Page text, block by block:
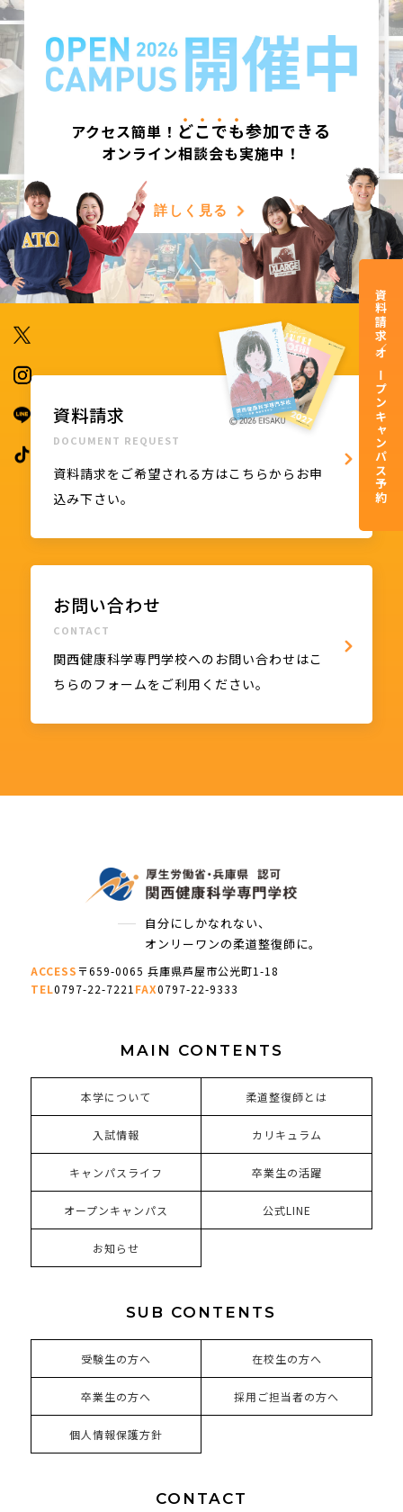
資料請求／オープンキャンパス予約
アクセス簡単！ どこでも参加できる
オンライン相談会も実施中！
詳しく見る
資料請求
DOCUMENT REQUEST
資料請求をご希望される方はこちらからお申
込み下さい。
お問い合わせ
CONTACT
関西健康科学専門学校へのお問い合わせはこ
ちらのフォームをご利用ください。
自分にしかなれない、
オンリーワンの柔道整復師に。
ACCESS 〒659-0065 兵庫県芦屋市公光町1-18
TEL0797-22-7221 FAX0797-22-9333
MAIN CONTENTS
本学について 柔道整復師とは
入試情報 カリキュラム
キャンパスライフ 卒業生の活躍
オープンキャンパス 公式LINE
お知らせ
SUB CONTENTS
受験生の方へ 在校生の方へ
卒業生の方へ 採用ご担当者の方へ
個人情報保護方針
CONTACT